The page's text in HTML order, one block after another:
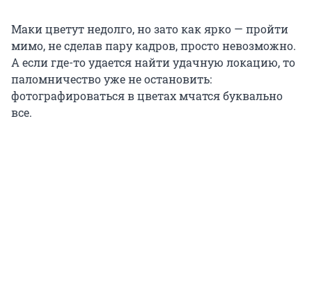
Маки цветут недолго, но зато как ярко — пройти
мимо, не сделав пару кадров, просто невозможно.
А если где-то удается найти удачную локацию, то
паломничество уже не остановить:
фотографироваться в цветах мчатся буквально
все.